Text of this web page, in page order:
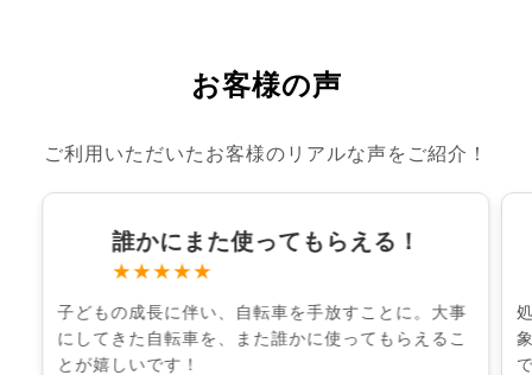
お客様の声
ご利用いただいたお客様のリアルな声をご紹介！
誰かにまた使ってもらえる！
★★★★★
子どもの成長に伴い、自転車を手放すことに。大事
にしてきた自転車を、また誰かに使ってもらえるこ
とが嬉しいです！